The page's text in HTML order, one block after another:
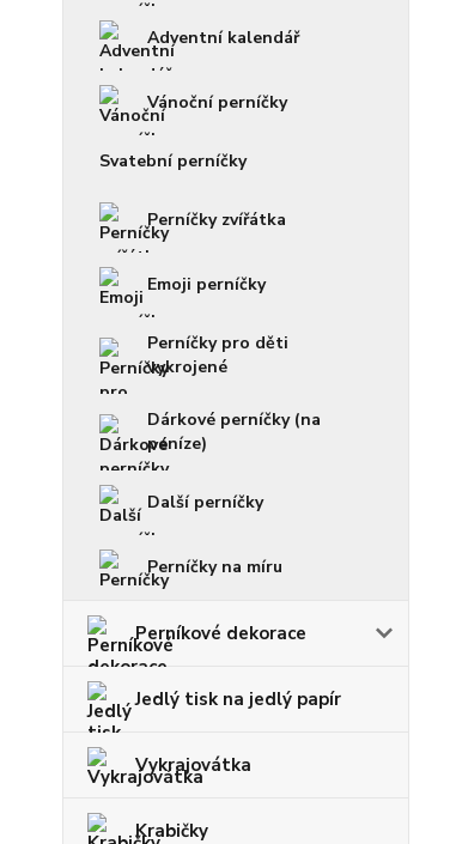
Adventní kalendář
Vánoční perníčky
Svatební perníčky
Perníčky zvířátka
Emoji perníčky
Perníčky pro děti
vykrojené
Dárkové perníčky (na
peníze)
Další perníčky
Perníčky na míru
Perníkové dekorace
Jedlý tisk na jedlý papír
Vykrajovátka
Krabičky